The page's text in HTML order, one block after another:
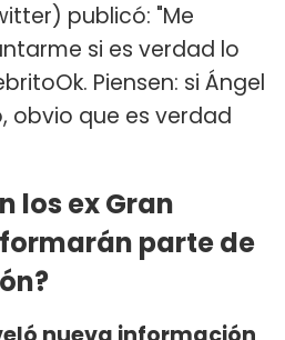
publicó: "Me
si es verdad lo
Piensen: si Ángel
obvio que es verdad
los ex Gran
parte de